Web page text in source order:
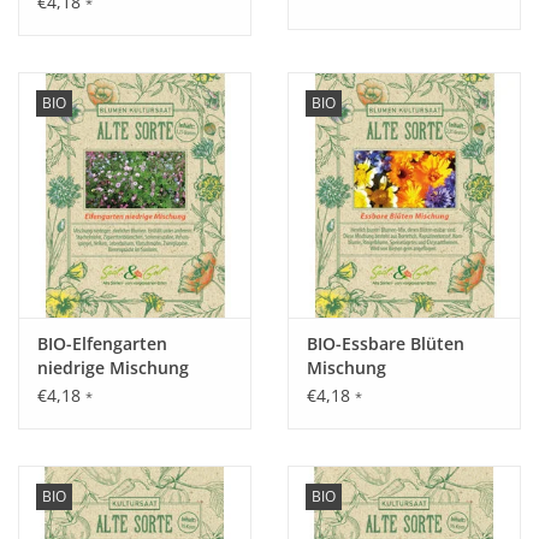
Aussaat:
In Vorkultur von März - April oder als Direktsaat im April bis
Anfang Mai im Freiland.
Keimung:
Bei 15 - 18°C nach ca. 8 - 14 Tagen.
Kultur:
kg.) recht groß.
Saattiefe: 1 cm.
BIO
BIO-Elfengarten
niedrige Mischung
€4,18 *
BIO
BIO-Essbare Blüten
Mischung
€4,18 *
BIO BIO